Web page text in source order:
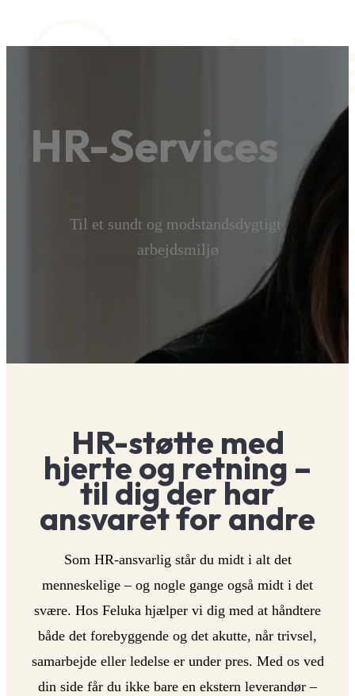
Trivselspakker
Blog
HR Services
Book møde
HR-Services
Til et sundt og modstandsdygtigt
arbejdsmiljø
HR-støtte med
hjerte og retning –
til dig der har
ansvaret for andre
Som HR-ansvarlig står du midt i alt det
menneskelige – og nogle gange også midt i det
svære. Hos Feluka hjælper vi dig med at håndtere
både det forebyggende og det akutte, når trivsel,
samarbejde eller ledelse er under pres. Med os ved
din side får du ikke bare en ekstern leverandør –